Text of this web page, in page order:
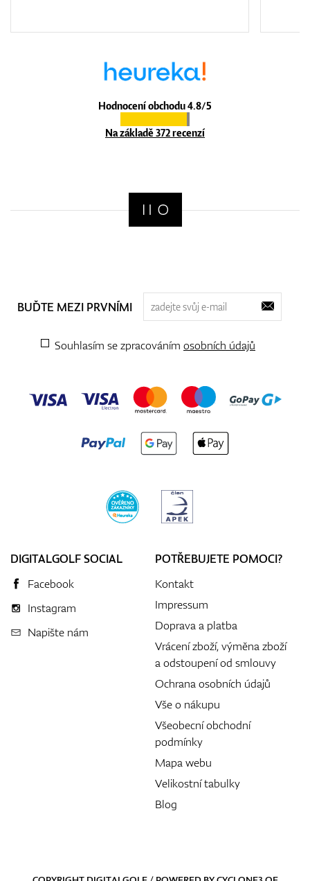
Hodnocení obchodu 4.8/5
Na základě 372 recenzí
BUĎTE MEZI PRVNÍMI
Souhlasím se zpracováním osobních údajů
DIGITALGOLF SOCIAL
Facebook
Instagram
Napište nám
POTŘEBUJETE POMOCI?
Kontakt
Impressum
Doprava a platba
Vrácení zboží, výměna zboží
a odstoupení od smlouvy
Ochrana osobních údajů
Vše o nákupu
Všeobecní obchodní
podmínky
Mapa webu
Velikostní tabulky
Blog